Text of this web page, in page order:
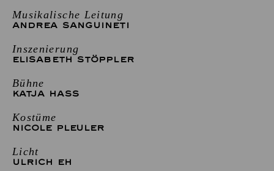
Musikalische Leitung
ANDREA SANGUINETI
Inszenierung
ELISABETH STÖPPLER
Bühne
KATJA HASS
Kostüme
NICOLE PLEULER
Licht
ULRICH EH